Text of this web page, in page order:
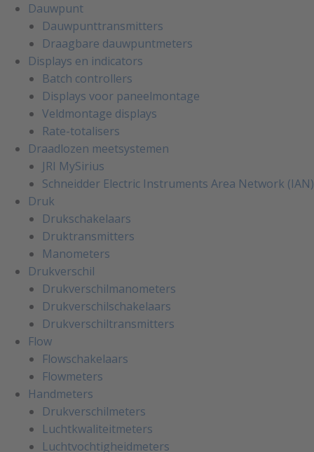
Dauwpunt
Dauwpunttransmitters
Draagbare dauwpuntmeters
Displays en indicators
Batch controllers
Displays voor paneelmontage
Veldmontage displays
Rate-totalisers
Draadlozen meetsystemen
JRI MySirius
Schneidder Electric Instruments Area Network (IAN)
Druk
Drukschakelaars
Druktransmitters
Manometers
Drukverschil
Drukverschilmanometers
Drukverschilschakelaars
Drukverschiltransmitters
Flow
Flowschakelaars
Flowmeters
Handmeters
Drukverschilmeters
Luchtkwaliteitmeters
Luchtvochtigheidmeters